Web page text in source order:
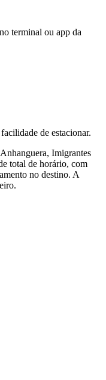
terminal ou app da
de estacionar.
Imigrantes
total de horário, com
no destino. A